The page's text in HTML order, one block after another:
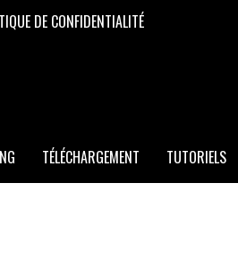
DE CONFIDENTIALITÉ
TÉLÉCHARGEMENT TUTORIELS